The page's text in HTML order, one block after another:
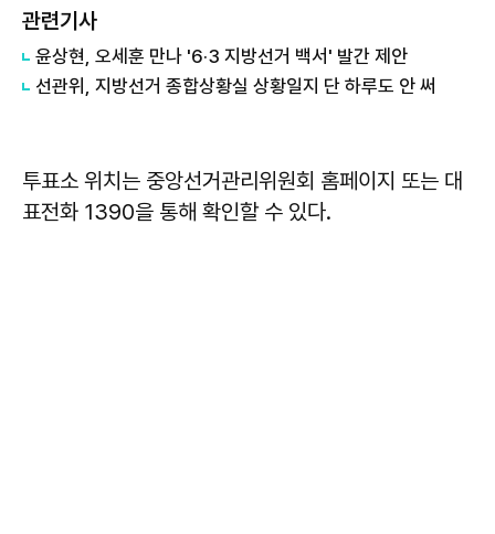
관련기사
윤상현, 오세훈 만나 '6·3 지방선거 백서' 발간 제안
선관위, 지방선거 종합상황실 상황일지 단 하루도 안 써
투표소 위치는 중앙선거관리위원회 홈페이지 또는 대
표전화 1390을 통해 확인할 수 있다.